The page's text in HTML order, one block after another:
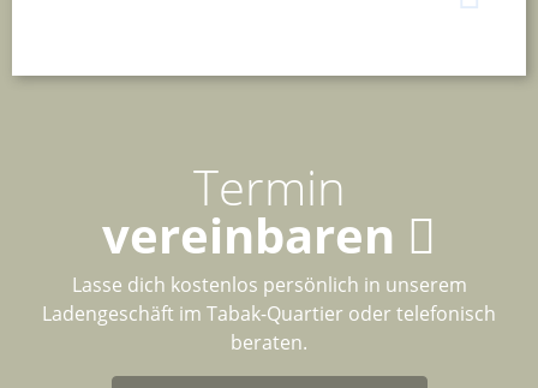
Termin
vereinbaren
Lasse dich kostenlos persönlich in unserem
Ladengeschäft im Tabak-Quartier oder telefonisch
beraten.